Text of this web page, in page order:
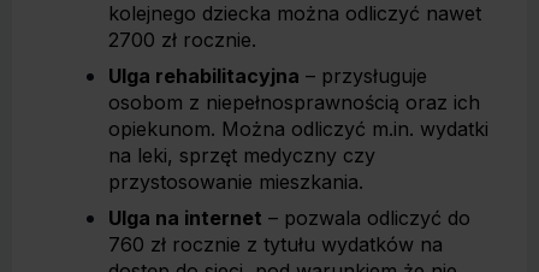
kolejnego dziecka można odliczyć nawet
2700 zł rocznie.
Ulga rehabilitacyjna – przysługuje
osobom z niepełnosprawnością oraz ich
opiekunom. Można odliczyć m.in. wydatki
na leki, sprzęt medyczny czy
przystosowanie mieszkania.
Ulga na internet – pozwala odliczyć do
760 zł rocznie z tytułu wydatków na